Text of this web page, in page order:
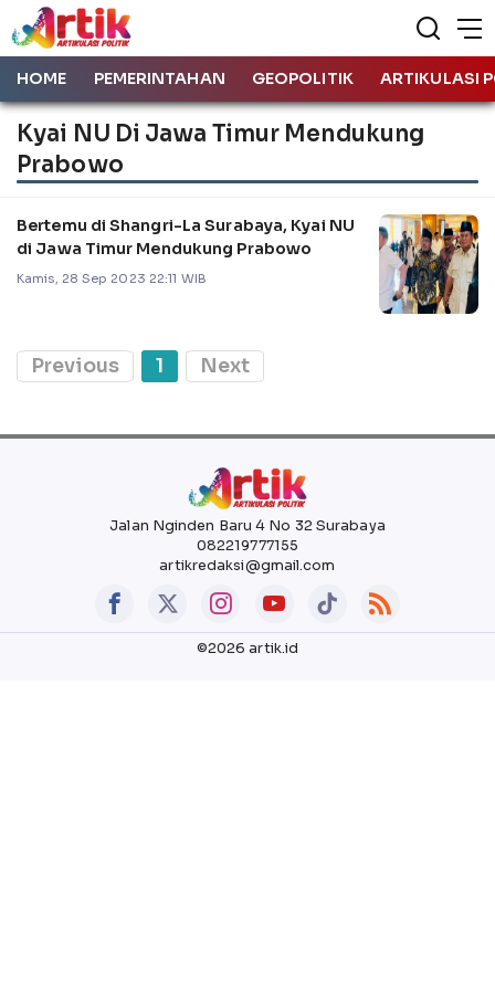
HOME PEMERINTAHAN GEOPOLITIK ARTIKULASI
Kyai NU Di Jawa Timur Mendukung
Prabowo
Bertemu di Shangri-La Surabaya, Kyai NU
di Jawa Timur Mendukung Prabowo
Kamis, 28 Sep 2023 22:11 WIB
Previous 1 Next
Jalan Nginden Baru 4 No 32 Surabaya
082219777155
artikredaksi@gmail.com
©2026 artik.id